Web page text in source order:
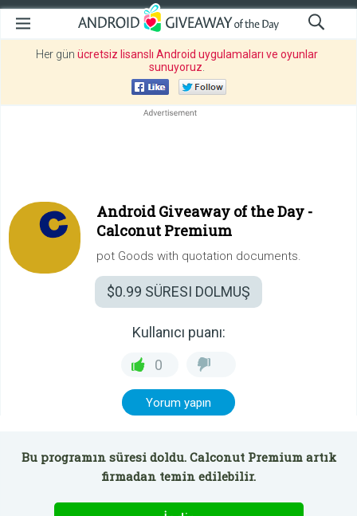
Her gün ücretsiz lisanslı Android uygulamaları ve oyunlar
sunuyoruz
Android Giveaway of the Day -
Calconut Premium
pot Goods with quotation documents.
$0.99 SÜRESI DOLMUŞ
Kullanıcı puanı:
0
Yorum yapın
Bu programın süresi doldu. Calconut Premium artık
firmadan temin edilebilir.